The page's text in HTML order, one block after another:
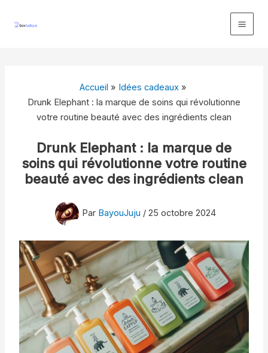
Accueil
Idées cadeaux
Drunk Elephant : la marque de soins qui révolutionne
votre routine beauté avec des ingrédients clean
Drunk Elephant : la marque de
soins qui révolutionne votre routine
beauté avec des ingrédients clean
Par BayouJuju / 25 octobre 2024